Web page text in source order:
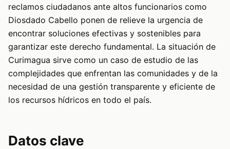
reclamos ciudadanos ante altos funcionarios como
Diosdado Cabello ponen de relieve la urgencia de
encontrar soluciones efectivas y sostenibles para
garantizar este derecho fundamental. La situación de
Curimagua sirve como un caso de estudio de las
complejidades que enfrentan las comunidades y de la
necesidad de una gestión transparente y eficiente de
los recursos hídricos en todo el país.
Datos clave